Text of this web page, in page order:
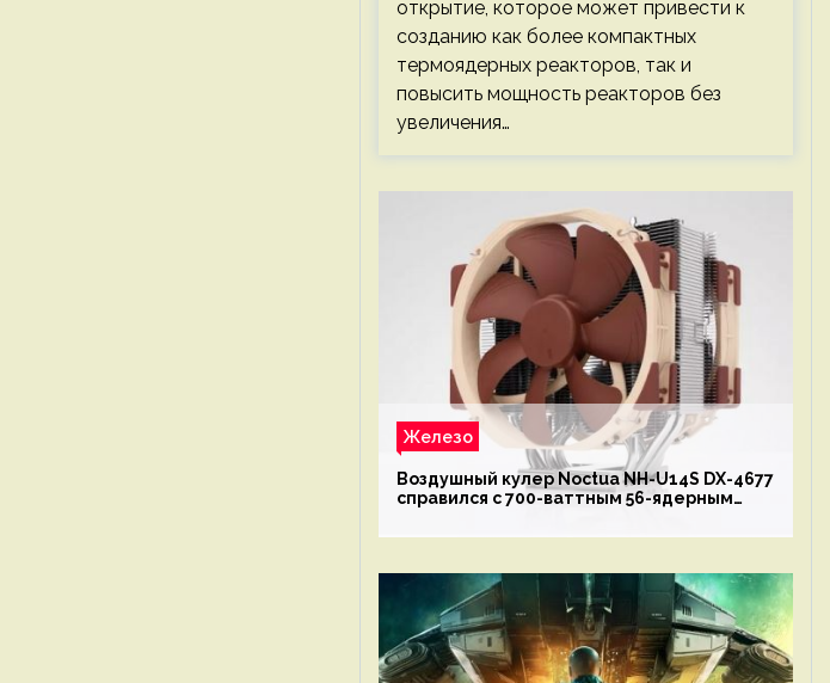
открытие, которое может привести к
созданию как более компактных
термоядерных реакторов, так и
повысить мощность реакторов без
увеличения…
Железо
Воздушный кулер Noctua NH-U14S DX-4677
справился с 700-ваттным 56-ядерным